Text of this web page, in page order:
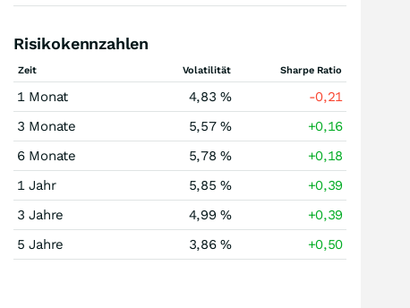
Risikokennzahlen
Zeit Volatilität Sharpe Ratio
1 Monat 4,83 %
-0,21
3 Monate
5,57 %
+0,16
6 Monate
5,78 %
+0,18
1 Jahr
5,85 %
+0,39
3 Jahre
4,99 %
+0,39
5 Jahre
3,86 % +0,50